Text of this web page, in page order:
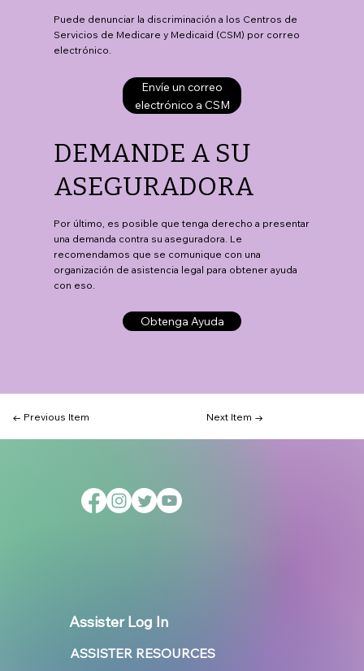
Puede denunciar la discriminación a los Centros de
Servicios de Medicare y Medicaid (CSM) por correo
electrónico.
Envíe un correo
electrónico a CSM
DEMANDE A SU
ASEGURADORA
Por último, es posible que tenga derecho a presentar
una demanda contra su aseguradora. Le
recomendamos que se comunique con una
organización de asistencia legal para obtener ayuda
con eso.
Obtenga Ayuda
← Previous Item Next Item →
Assister Log In
ASSISTER RESOURCES